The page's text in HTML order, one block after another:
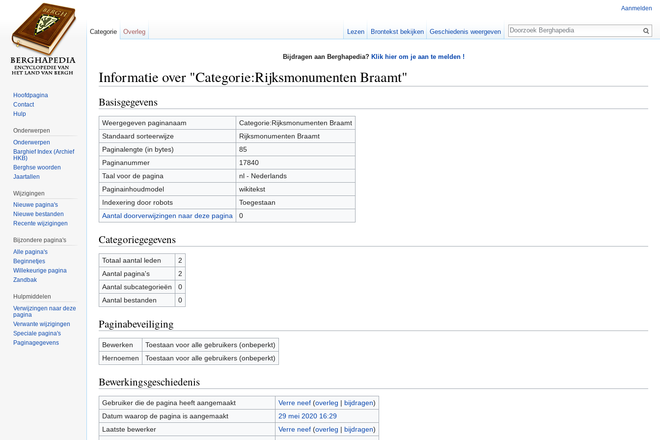
Bijdragen aan Berghapedia? Klik hier om je aan te melden !
Informatie over "Categorie:Rijksmonumenten Braamt"
Basisgegevens
Weergegeven paginanaam
Categorie:Rijksmonumenten Braamt
Standaard sorteerwijze
Rijksmonumenten Braamt
Paginalengte (in bytes)
85
Paginanummer
17840
Taal voor de pagina
nl - Nederlands
Paginainhoudmodel
wikitekst
Indexering door robots
Toegestaan
Aantal doorverwijzingen naar deze pagina
0
Categoriegegevens
Totaal aantal leden
2
Aantal pagina's
2
Aantal subcategorieën
0
Aantal bestanden
0
Paginabeveiliging
Bewerken
Toestaan voor alle gebruikers (onbeperkt)
Hernoemen
Toestaan voor alle gebruikers (onbeperkt)
Bewerkingsgeschiedenis
Gebruiker die de pagina heeft aangemaakt Verre neef (overleg | bijdragen)
Datum waarop de pagina is aangemaakt
29 mei 2020 16:29
Laatste bewerker
Verre neef (overleg | bijdragen)
Aanmelden
Categorie Overleg Lezen Brontekst bekijken Geschiedenis weergeven
Zoeken
Hoofdpagina
Contact
Hulp
Onderwerpen
Onderwerpen
Barghief Index (Archief
HKB)
Berghse woorden
Jaartallen
Wijzigingen
Nieuwe pagina's
Nieuwe bestanden
Recente wijzigingen
Bijzondere pagina's
Alle pagina's
Beginnetjes
Willekeurige pagina
Zandbak
Hulpmiddelen
Verwijzingen naar deze
pagina
Verwante wijzigingen
Speciale pagina's
Paginagegevens